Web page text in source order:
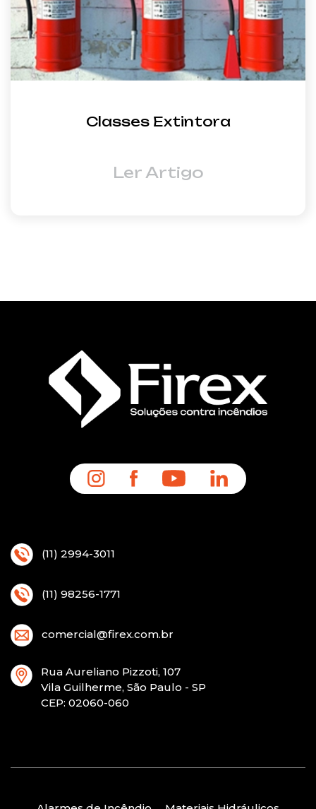
Classes Extintora
Ler Artigo
(11) 2994-3011
(11) 98256-1771
comercial@firex.com.br
Rua Aureliano Pizzoti, 107
Vila Guilherme, São Paulo - SP
CEP: 02060-060